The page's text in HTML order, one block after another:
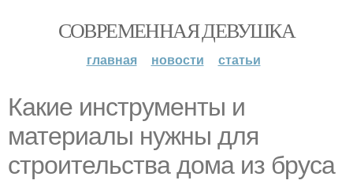
СОВРЕМЕННАЯ ДЕВУШКА
главная новости статьи
Какие инструменты и
материалы нужны для
строительства дома из бруса